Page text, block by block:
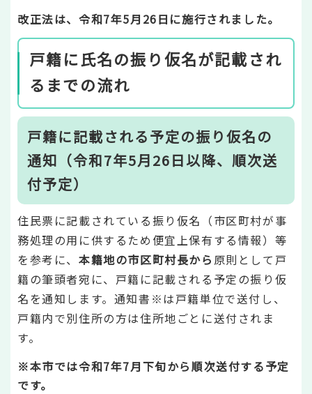
改正法は、令和7年5月26日に施行されました。
戸籍に氏名の振り仮名が記載され
るまでの流れ
戸籍に記載される予定の振り仮名の
通知（令和7年5月26日以降、順次送
付予定）
住民票に記載されている振り仮名（市区町村が事
務処理の用に供するため便宜上保有する情報）等
を参考に、 本籍地の市区町村長から 原則として戸
籍の筆頭者宛に、戸籍に記載される予定の振り仮
名を通知します。通知書※は戸籍単位で送付し、
戸籍内で別住所の方は住所地ごとに送付されま
す。
※本市では令和7年7月下旬から順次送付する予定
です。